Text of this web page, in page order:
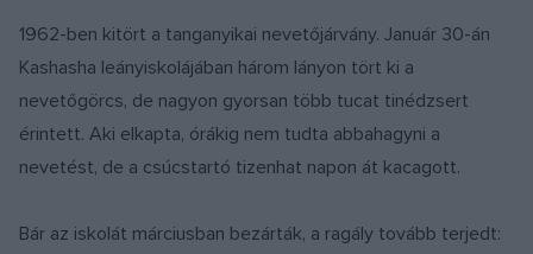
1962-ben kitört a tanganyikai nevetőjárvány. Január 30-án
Kashasha leányiskolájában három lányon tört ki a
nevetőgörcs, de nagyon gyorsan több tucat tinédzsert
érintett. Aki elkapta, órákig nem tudta abbahagyni a
nevetést, de a csúcstartó tizenhat napon át kacagott.
Bár az iskolát márciusban bezárták, a ragály tovább terjedt: